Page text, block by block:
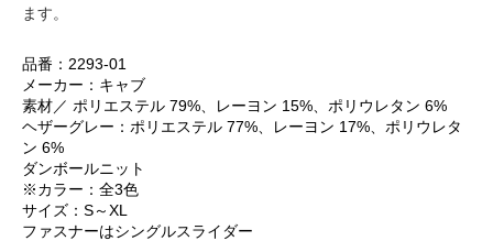
ます。
品番：2293-01
メーカー：キャブ
素材／ ポリエステル 79%、レーヨン 15%、ポリウレタン 6%
ヘザーグレー：ポリエステル 77%、レーヨン 17%、ポリウレタ
ン 6%
ダンボールニット
※カラー：全3色
サイズ：S～XL
ファスナーはシングルスライダー